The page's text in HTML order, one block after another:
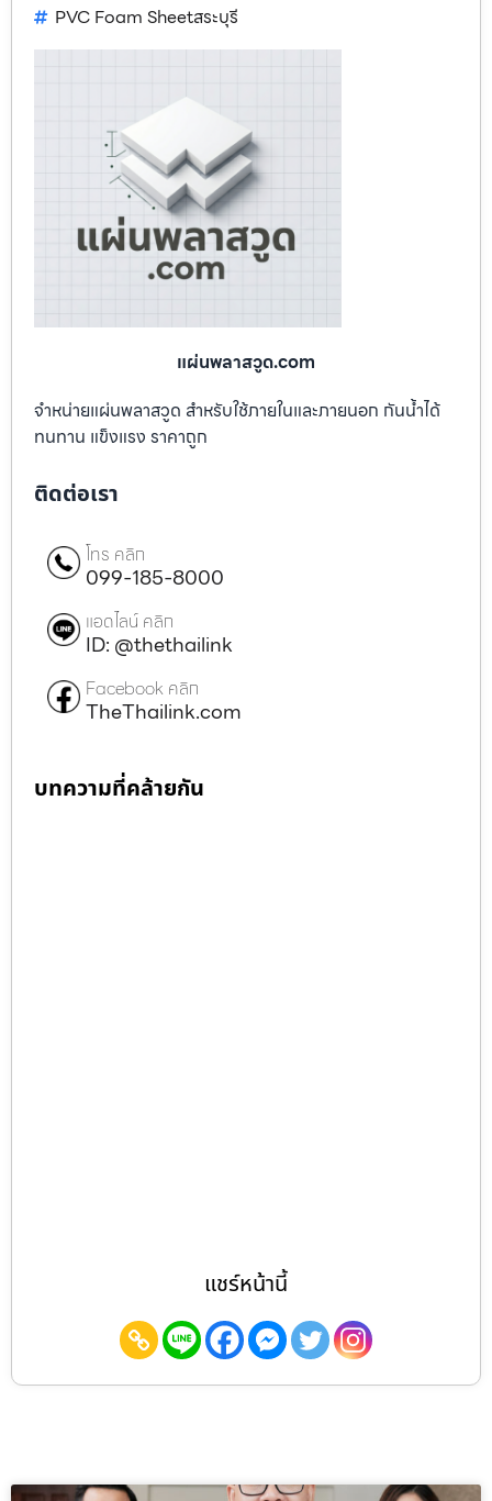
PVC Foam Sheetสระบุรี
แผ่นพลาสวูด.com
จำหน่ายแผ่นพลาสวูด สำหรับใช้ภายในและภายนอก กันน้ำได้
ทนทาน แข็งแรง ราคาถูก
ติดต่อเรา
โทร คลิก
099-185-8000
แอดไลน์ คลิก
ID: @thethailink
Facebook คลิก
TheThailink.com
บทความที่คล้ายกัน
แชร์หน้านี้